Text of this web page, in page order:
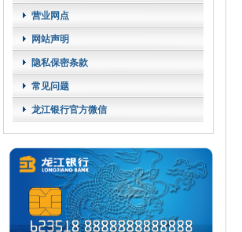
营业网点
网站声明
隐私保密条款
常见问题
龙江银行官方微信